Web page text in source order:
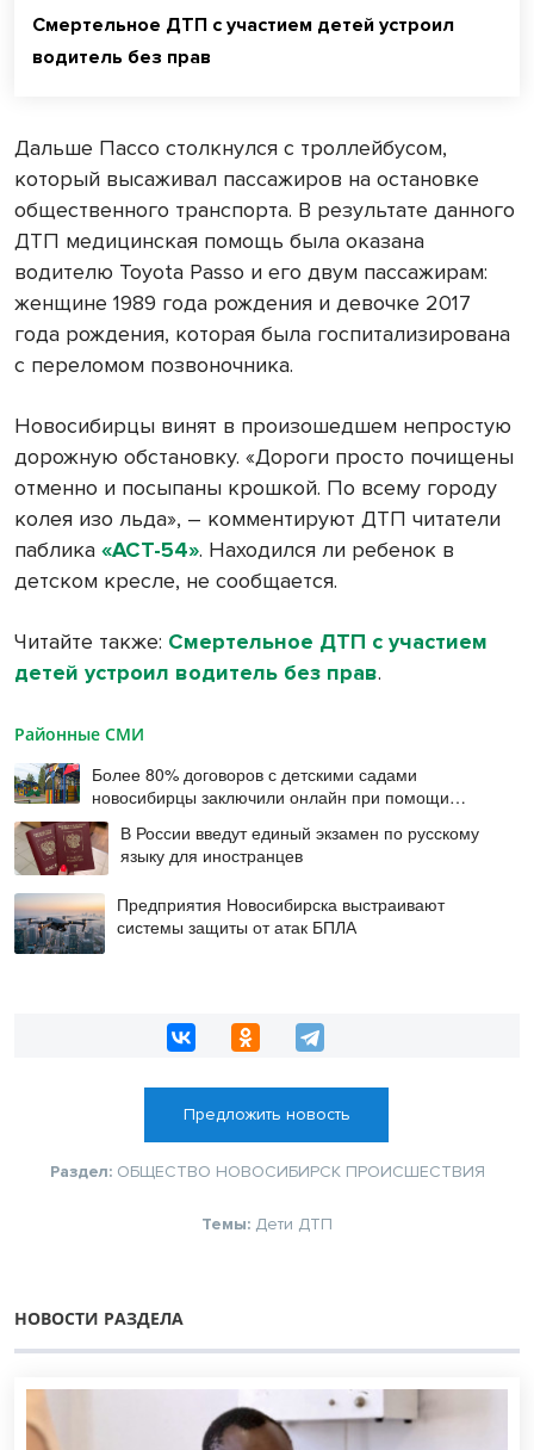
Смертельное ДТП с участием детей устроил
водитель без прав
Дальше Пассо столкнулся с троллейбусом,
который высаживал пассажиров на остановке
общественного транспорта. В результате данного
ДТП медицинская помощь была оказана
водителю Toyota Passo и его двум пассажирам:
женщине 1989 года рождения и девочке 2017
года рождения, которая была госпитализирована
с переломом позвоночника.
Новосибирцы винят в произошедшем непростую
дорожную обстановку. «Дороги просто почищены
отменно и посыпаны крошкой. По всему городу
колея изо льда», – комментируют ДТП читатели
паблика «АСТ-54». Находился ли ребенок в
детском кресле, не сообщается.
Читайте также: Смертельное ДТП с участием
детей устроил водитель без прав.
Районные СМИ
Более 80% договоров с детскими садами
новосибирцы заключили онлайн при помощи
цифровой подписи
В России введут единый экзамен по русскому
языку для иностранцев
Предприятия Новосибирска выстраивают
системы защиты от атак БПЛА
Предложить новость
Раздел: ОБЩЕСТВО НОВОСИБИРСК ПРОИСШЕСТВИЯ
Темы: Дети ДТП
НОВОСТИ РАЗДЕЛА